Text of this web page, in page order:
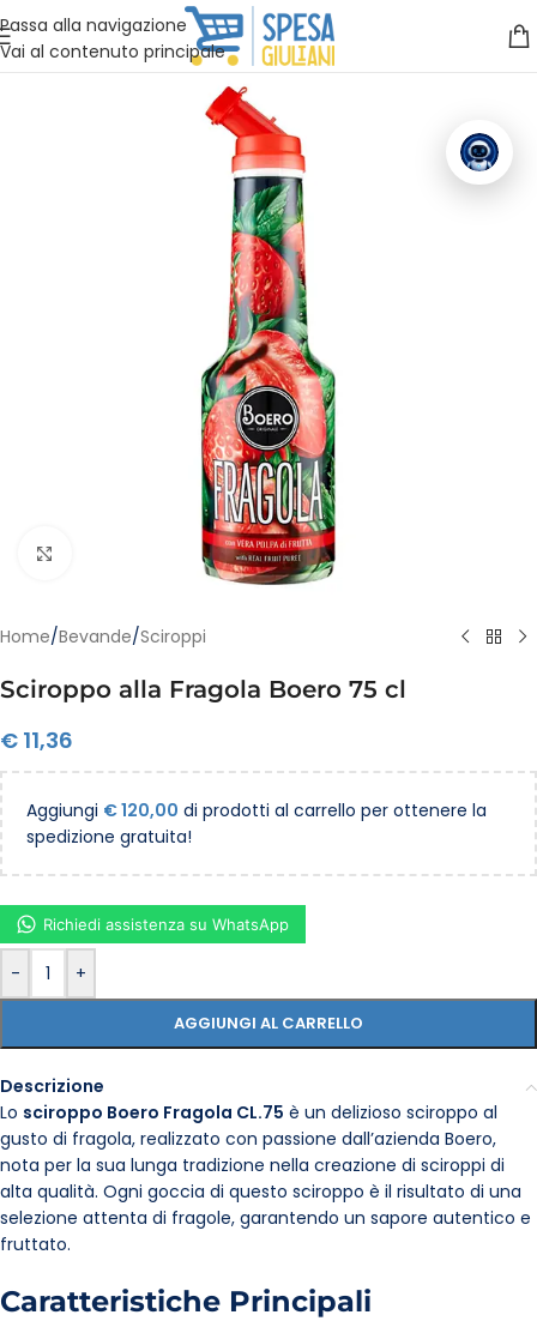
Passa alla navigazione
Vai al contenuto principale
Vuoi assistenza?Clicca qui e ti richiamiamo noi
Clicca per ingrandire
Home/Bevande/Sciroppi
Sciroppo alla Fragola Boero 75 cl
€ 11,36
Aggiungi €120,00 di prodotti al carrello per ottenere la
spedizione gratuita!
- +
AGGIUNGI AL CARRELLO
Richiedi assistenza su WhatsApp
Descrizione
Lo sciroppo Boero Fragola CL.75 è un delizioso sciroppo al
gusto di fragola, realizzato con passione dall’azienda Boero,
nota per la sua lunga tradizione nella creazione di sciroppi di
alta qualità. Ogni goccia di questo sciroppo è il risultato di una
selezione attenta di fragole, garantendo un sapore autentico e
fruttato.
Caratteristiche Principali